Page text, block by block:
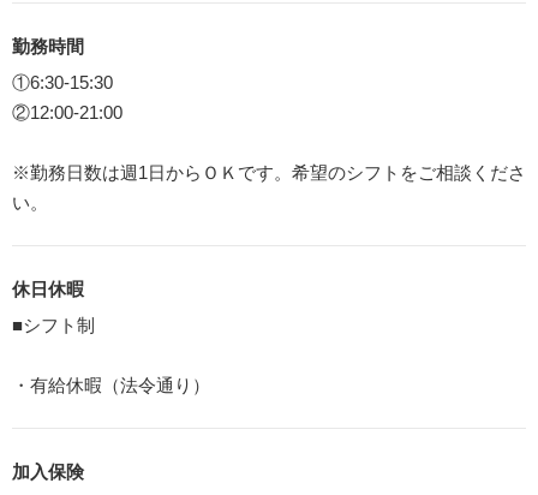
勤務時間
①6:30-15:30
②12:00-21:00
※勤務日数は週1日からＯＫです。希望のシフトをご相談くださ
い。
休日休暇
■シフト制
・有給休暇（法令通り）
加入保険